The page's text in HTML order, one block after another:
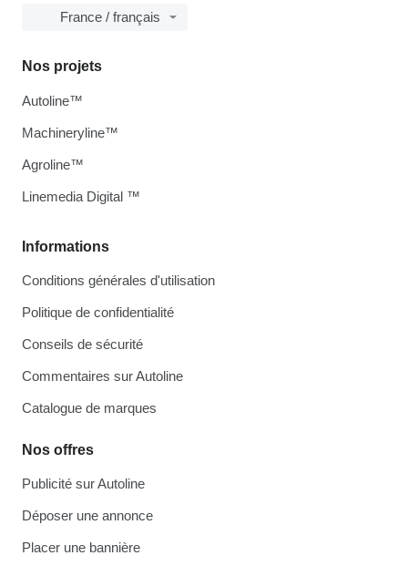
France / français
Informations
Conditions générales d'utilisation
Politique de confidentialité
Conseils de sécurité
Commentaires sur Autoline
Catalogue de marques
Nos offres
Publicité sur Autoline
Déposer une annonce
Placer une bannière
Nos projets
Autoline™
Machineryline™
Agroline™
Linemedia Digital ™